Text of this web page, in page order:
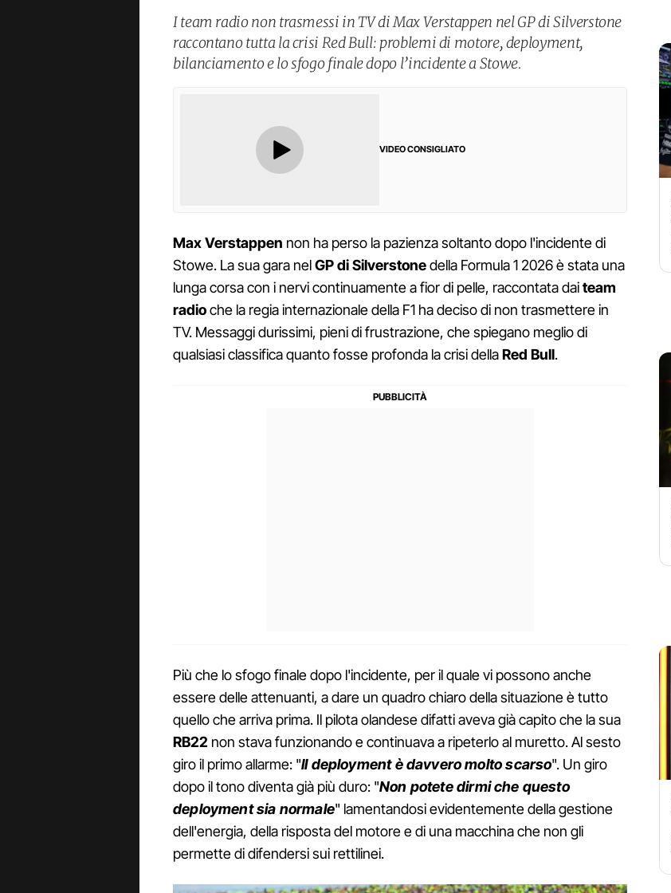
I team radio non trasmessi in TV di Max Verstappen nel GP di Silverstone
raccontano tutta la crisi Red Bull: problemi di motore, deployment,
bilanciamento e lo sfogo finale dopo l’incidente a Stowe.
VIDEO CONSIGLIATO
Max Verstappen non ha perso la pazienza soltanto dopo l'incidente di
Stowe. La sua gara nelGP di Silverstonedella Formula 1 2026 è stata una
lunga corsa con i nervi continuamente a fior di pelle, raccontata daiteam
radioche la regia internazionale della F1 ha deciso di non trasmettere in
TV. Messaggi durissimi, pieni di frustrazione, che spiegano meglio di
qualsiasi classifica quanto fosse profonda la crisi dellaRed Bull.
Più che lo sfogo finale dopo l'incidente, per il quale vi possono anche
essere delle attenuanti, a dare un quadro chiaro della situazione è tutto
quello che arriva prima. Il pilota olandese difatti aveva già capito che la sua
RB22 non stava funzionando e continuava a ripeterlo al muretto. Al sesto
giro il primo allarme: "Il deployment è davvero molto scarso". Un giro
dopo il tono diventa già più duro: "Non potete dirmi che questo
deployment sia normale" lamentandosi evidentemente della gestione
dell'energia, della risposta del motore e di una macchina che non gli
permette di difendersi sui rettilinei.